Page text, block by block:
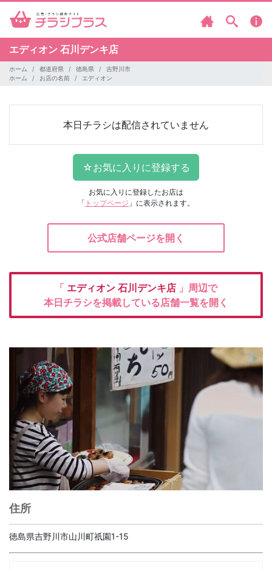
エディオン 石川デンキ店
ホーム 都道府県 徳島県
吉野川市
ホーム
お店の名前 エディオン
本日チラシは配信されていません
お気に入りに登録したお店は
「 トップページ 」に表示されます。
公式店舗ページを開く
「 エディオン 石川デンキ店 」周辺で
本日チラシを掲載している店舗一覧を開く
住所
徳島県吉野川市山川町祇園1-15